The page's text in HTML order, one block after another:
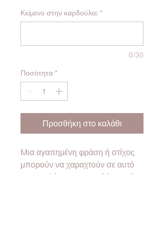
Κείμενο στην καρδούλα: *
0/30
Ποσότητα *
Προσθήκη στο καλάθι
Mια αγαπημένη φράση ή στίχος
μπορούν να χαραχτούν σε αυτό
το μπρελόκ και να συνθέσουν ένα